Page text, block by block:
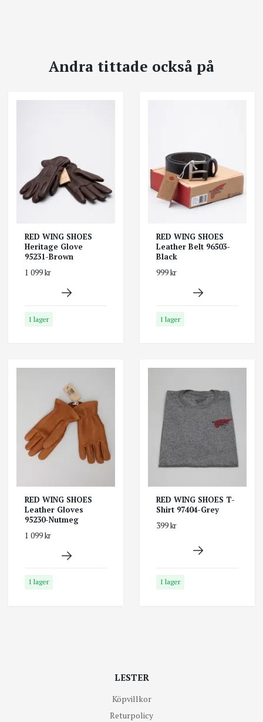
Andra tittade också på
RED WING SHOES
Heritage Glove
95231-Brown
1 099 kr
I lager
RED WING SHOES
Leather Belt 96503-
Black
999 kr
I lager
RED WING SHOES
Leather Gloves
95230-Nutmeg
1 099 kr
I lager
RED WING SHOES T-
Shirt 97404-Grey
399 kr
I lager
LESTER
Köpvillkor
Returpolicy